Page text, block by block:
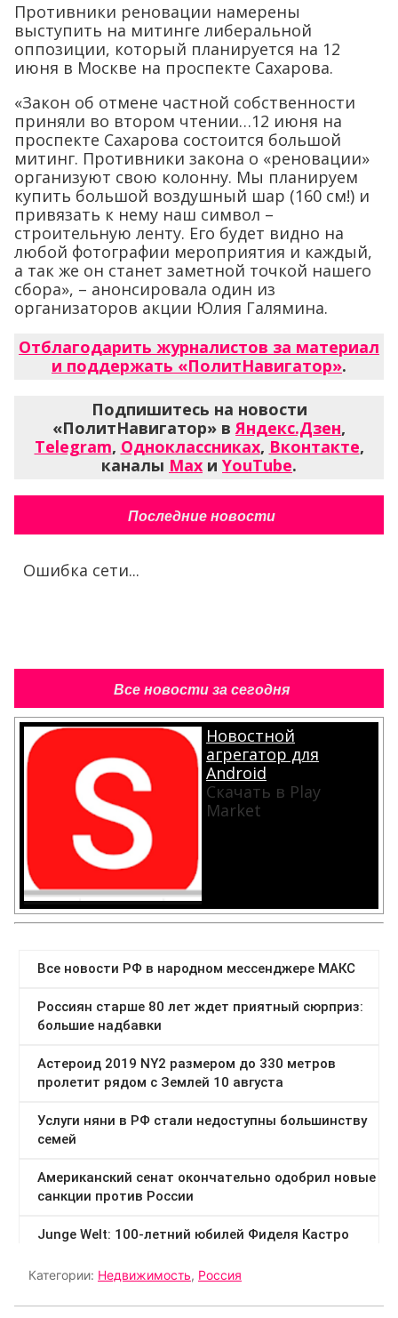
Противники реновации намерены
выступить на митинге либеральной
оппозиции, который планируется на 12
июня в Москве на проспекте Сахарова.
«Закон об отмене частной собственности
приняли во втором чтении…12 июня на
проспекте Сахарова состоится большой
митинг. Противники закона о «реновации»
организуют свою колонну. Мы планируем
купить большой воздушный шар (160 см!) и
привязать к нему наш символ –
строительную ленту. Его будет видно на
любой фотографии мероприятия и каждый,
а так же он станет заметной точкой нашего
сбора», – анонсировала один из
организаторов акции Юлия Галямина.
Отблагодарить журналистов за материал
и поддержать «ПолитНавигатор».
Подпишитесь на новости
«ПолитНавигатор» вЯндекс.Дзен,
Telegram, Одноклассниках, Вконтакте,
каналы Max и YouTube.
Последние новости
Ошибка сети...
Все новости за сегодня
Новостной
агрегатор для
Android
Скачать в Play
Market
Категории: Недвижимость, Россия